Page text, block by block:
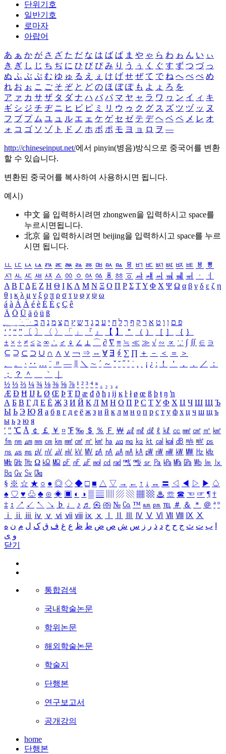
단위기호
일반기호
로마자
아랍어
あ ぁ か が さ ざ た だ な は ば ぱ ま や ゃ ら わ ゎ ん い ぃ
き ぎ し じ ち ぢ に ひ び ぴ み り う ぅ く ぐ す ず つ づ っ
ぬ ふ ぶ ぷ む ゆ ゅ る え ぇ け げ せ ぜ て で ね へ べ ぺ め
れ お ぉ こ ご そ ぞ と ど の ほ ぼ ぽ も よ ょ ろ を
ア ァ カ サ ザ タ ダ ナ ハ バ パ マ ヤ ャ ラ ワ ヮ ン イ ィ キ
ギ シ ジ チ ヂ ニ ヒ ビ ピ ミ リ ウ ゥ ク グ ス ズ ツ ヅ ッ ヌ
フ ブ プ ム ユ ュ ル エ ェ ケ ゲ セ ゼ テ デ ヘ ベ ペ メ レ オ
ォ コ ゴ ソ ゾ ト ド ノ ホ ボ ポ モ ヨ ョ ロ ヲ ―
http://chineseinput.net/에서 pinyin(병음)방식으로 중국어를 변환
할 수 있습니다.
변환된 중국어를 복사하여 사용하시면 됩니다.
예시)
中文 을 입력하시려면 zhongwen을 입력하시고 space를
누르시면됩니다.
北京 을 입력하시려면 beijing을 입력하시고 space를 누르
시면 됩니다.
ㅥ ㅦ ㅧ ㅨ ㅩ ㅪ ㅫ ㅬ ㅭ ㅮ ㅯ ㅰ ㅱ ㅲ ㅳ ㅴ ㅵ ㅶ ㅷ ㅸ
ㅹ
ㅺ ㅻ ㅼ ㅽ ㅾ ㅿ ㆀ ㆁ ㆂ ㆃ ㆄ ㆅ ㆆ ㆇ ㆈ ㆉ ㆊ ㆋ ㆌ ㆍ
ㆎ
Α Β ΓΔ Ε Ζ Η Θ Ι ΚΛ Μ Ν Ξ Ο Π Ρ Σ ΤΥ Φ Χ Ψ Ω α β γ δ ε ζ η
θ ι κ λ μ ν ξ ο π ρ σ τ υ φ χ ψ ω
á à Á À é è É È ç Ç ê
Ä Ö Ü ä ö ü ß
ִֶֹ ֻּ ׁׂ פ ם ן ו ט א ר ק ף ך ל ח י ע כ ג ד ש ץ ת צ מ נ ה ב
‘ ’ “ ” 〔 〕 〈 〉 「 」 『 』 【 】 ＂ （ ） ［ ］ ｛ ｝
± × ÷ ≠ ≤ ≥ ∞ ∴ ♂ ♀ ∠ ⊥ ⌒ ∂ ∇ ≡ ≒ ≪ ≫ √ ∽ ∝ ∵ ∫ ∬ ∈ ∋
⊆ ⊇ ⊂ ⊃ ∪ ∩ ∧ ∨ ￢ ⇒ ⇔ ∀ ∃ ∮ ∑ ∏ ＋ － ＜ ＝
＞
、
。 · ‥ … ¨ 〃 ― ＼ ∼ ´ ～ ˇ ˘ ˝ ˚ ˙ ¸ ¡ ¿ ː ！ ＇ ， ． ／
：
；
？ ＾ ｀
½ ⅓ ⅔ ¼ ¾ ⅛ ⅜ ⅝ ⅞ ¹ ² ³ ⁴ ⁿ ₁ ₂ ₃ ₄
Æ Ð Ħ Ĳ Ł Ø Œ Þ Ŧ Ŋ æ đ ð ħ ı ĳ ĸ ŀ ł ø œ ß þ ŧ ŋ ŉ
А Б В Г Д Е Ё Ж З И Й К Л М Н О П Р С Т У Ф Х Ц Ч Ш Щ Ъ
Ы Ь Э Ю Я а б в г д е ё ж з и й к л м н о п р с т у ф х ц ч ш щ ъ
ы ь э ю я
′ ″ ℃ Å ￠ ￡ ￥ ¤ ℉ ‰ ＄ ％ Ｆ ￦ ㎕ ㎖ ㎗ ℓ ㎘ ㏄ ㎣ ㎤ ㎥ ㎦
㎙ ㎚ ㎛ ㎜ ㎝ ㎞ ㎟ ㎠ ㎡ ㎢ ㏊ ㎍ ㎎ ㎏ ㏏ ㎈ ㎉ ㏈ ㎧ ㎨ ㎰
㎱ ㎲ ㎳ ㎴ ㎵ ㎶ ㎷ ㎸ ㎹ ㎀ ㎁ ㎂ ㎃ ㎄ ㎺ ㎻ ㎽ ㎾ ㎿ ㎐ ㎑
㎒ ㎓ ㎔ Ω ㏀ ㏁ ㎊ ㎋ ㎌ ㏖ ㏅ ㎭ ㎮ ㎯ ㏛ ㎩ ㎪ ㎫ ㎬ ㏝ ㏐
㏓
㏃ ㏉ ㏜ ㏆
§ ※ ☆ ★ ○ ● ◎ ◇ ◆ □ ■ △ ▽ → ← ↑ ↓ ↔ 〓 ◁ ◀ ▷ ▶ ♤
♠ ♡ ♥ ♧ ♣ ⊙ ◈ ▣ ◐ ◑ ▒ ▤ ▨ ▧ ▦ ▩ ♨ ☏ ☎ ☜ ☞ ¶ †
‡ ↕ ↗ ↙ ↖ ↘ ♭ ♩ ♪ ♬ ㉿ ㈜ № ㏇ ™ ㏂ ㏘ ℡ ＃ ＆ ＊ ＠ ª º
ⅰ
ⅱ ⅲ ⅳ ⅴ ⅵ ⅶ ⅷ ⅸ ⅹ Ⅳ Ⅴ Ⅵ Ⅶ Ⅷ Ⅸ Ⅹ
ب ت ث ج ح خ د ذ ر ز س ش ص ض ط ظ ع غ ف ق ک ل م ن ه
و ی
닫기
통합검색
국내학술논문
학위논문
해외학술논문
학술지
단행본
연구보고서
공개강의
home
단행본